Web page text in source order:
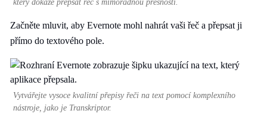
který dokáže přepsat řeč s mimořádnou přesností.
Začněte mluvit, aby Evernote mohl nahrát vaši řeč a přepsat ji
přímo do textového pole.
Vytvářejte vysoce kvalitní přepisy řeči na text pomocí komplexního
nástroje, jako je Transkriptor.